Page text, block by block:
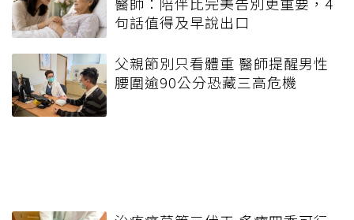
句話值得及早說出口
父親節別只看體重 醫師提醒男性
腰圍逾90公分恐藏三高危機